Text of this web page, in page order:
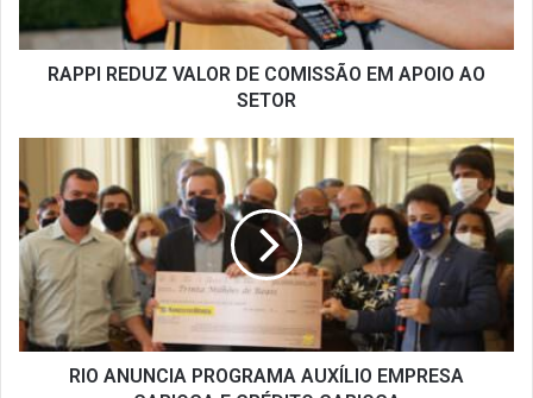
SETOR
RAPPI REDUZ VALOR DE COMISSÃO EM APOIO AO
SETOR
ANUNCIA
PROGRAMA
AUXÍLIO
EMPRESA
CARIOCA
E
CRÉDITO
CARIOCA
RIO ANUNCIA PROGRAMA AUXÍLIO EMPRESA